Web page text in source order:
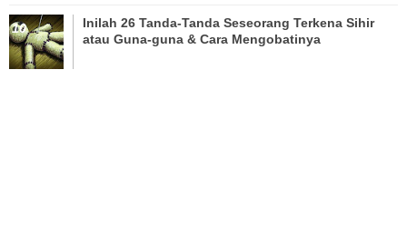
Inilah 26 Tanda-Tanda Seseorang Terkena Sihir
atau Guna-guna & Cara Mengobatinya